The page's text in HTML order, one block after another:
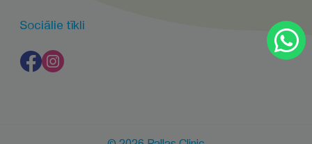
Sociālie tīkli